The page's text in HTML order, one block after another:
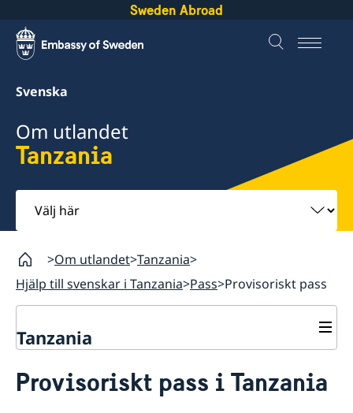
Sweden Abroad
Svenska
Om utlandet
Tanzania
Välj
här
Om utlandet Tanzania
Hjälp till svenskar i Tanzania Pass Provisoriskt pass
Tanzania
Hjälp till svenskar i Tanzania
Provisoriskt pass i Tanzania